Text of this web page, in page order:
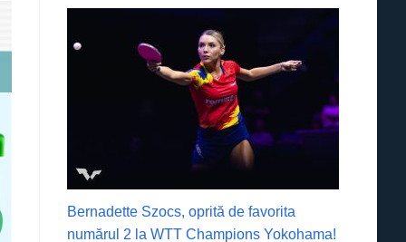
Bernadette Szocs, oprită de favorita
numărul 2 la WTT Champions Yokohama!